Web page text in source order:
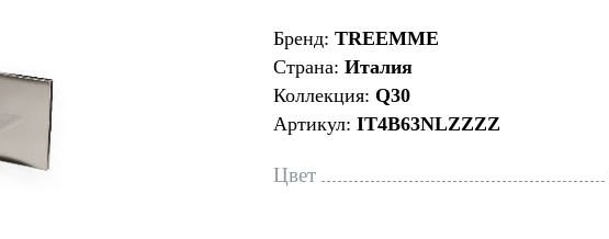
Бренд: TREEMME
Страна: Италия
Коллекция: Q30
Артикул: IT4B63NLZZZZ
Цвет